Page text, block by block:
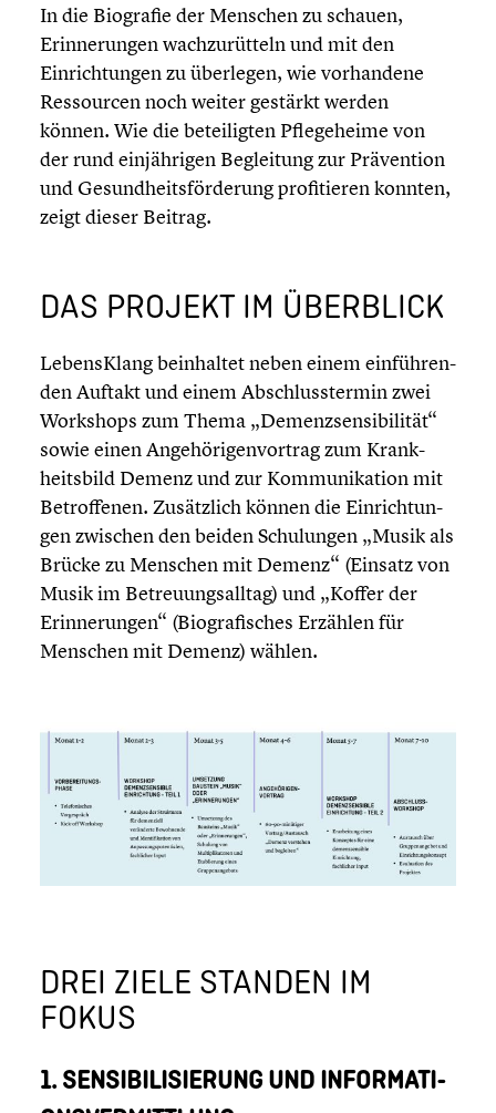
In die Biografie der Menschen zu schauen,
Erinne­run­gen wachzu­rüt­teln und mit den
Einrich­tun­gen zu überlegen, wie vorhan­dene
Ressour­cen noch weiter gestärkt werden
können. Wie die betei­lig­ten Pflege­heime von
der rund einjäh­ri­gen Beglei­tung zur Präven­tion
und Gesundheits­förderung profi­tie­ren konnten,
zeigt dieser Beitrag.
DAS PROJEKT IM ÜBERBLICK
Lebens­Klang beinhal­tet neben einem einfüh­ren­
den Auftakt und einem Abschluss­ter­min zwei
Workshops zum Thema „Demenz­sen­si­bi­li­tät“
sowie einen Angehö­ri­gen­vor­trag zum Krank­
heits­bild Demenz und zur Kommu­ni­ka­tion mit
Betrof­fe­nen. Zusätz­lich können die Einrich­tun­
gen zwischen den beiden Schulun­gen „Musik als
Brücke zu Menschen mit Demenz“ (Einsatz von
Musik im Betreu­ungs­all­tag) und „Koffer der
Erinne­run­gen“ (Biogra­fi­sches Erzählen für
Menschen mit Demenz) wählen.
DREI ZIELE STANDEN IM
FOKUS
1. SENSI­BI­LI­SIE­RUNG UND INFOR­MA­TI­